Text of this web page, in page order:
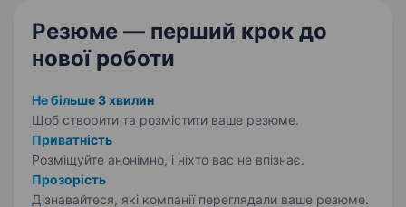
Резюме — перший крок до
нової роботи
Не більше 3 хвилин
Щоб створити та розмістити ваше резюме.
Приватність
Розміщуйте анонімно, і ніхто вас не впізнає.
Прозорість
Дізнавайтеся, які компанії переглядали ваше резюме.